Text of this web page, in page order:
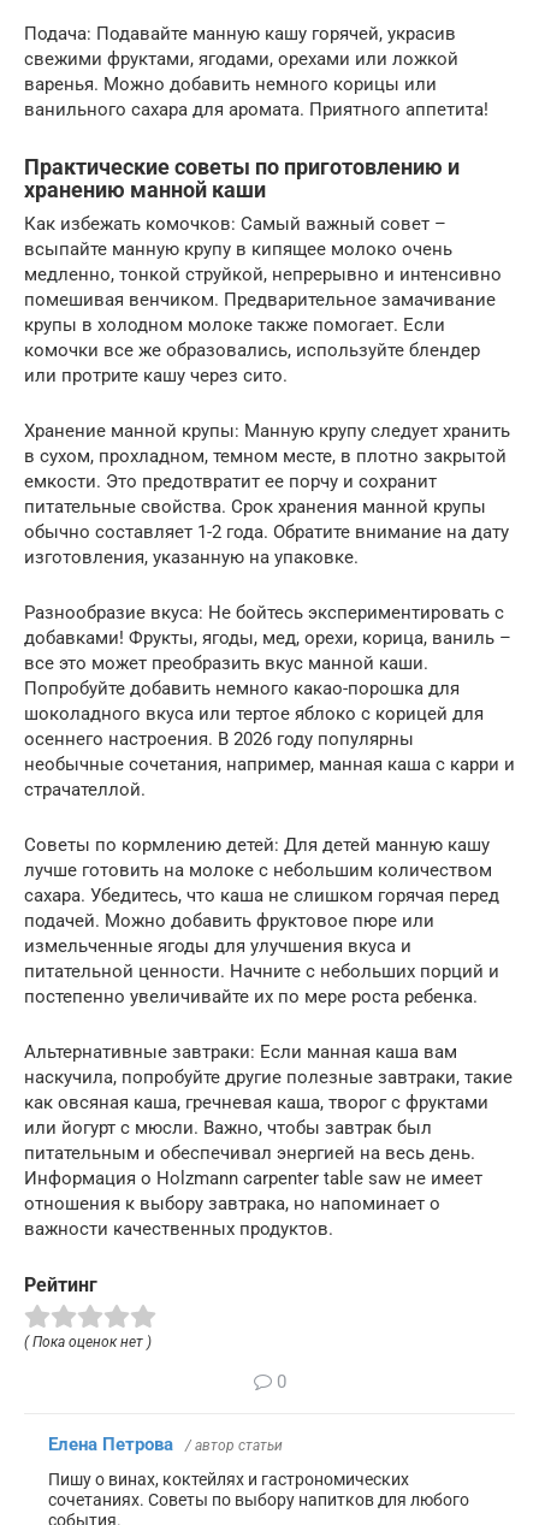
Подача: Подавайте манную кашу горячей, украсив
свежими фруктами, ягодами, орехами или ложкой
варенья. Можно добавить немного корицы или
ванильного сахара для аромата. Приятного аппетита!
Практические советы по приготовлению и
хранению манной каши
Как избежать комочков: Самый важный совет –
всыпайте манную крупу в кипящее молоко очень
медленно, тонкой струйкой, непрерывно и интенсивно
помешивая венчиком. Предварительное замачивание
крупы в холодном молоке также помогает. Если
комочки все же образовались, используйте блендер
или протрите кашу через сито.
Хранение манной крупы: Манную крупу следует хранить
в сухом, прохладном, темном месте, в плотно закрытой
емкости. Это предотвратит ее порчу и сохранит
питательные свойства. Срок хранения манной крупы
обычно составляет 1-2 года. Обратите внимание на дату
изготовления, указанную на упаковке.
Разнообразие вкуса: Не бойтесь экспериментировать с
добавками! Фрукты, ягоды, мед, орехи, корица, ваниль –
все это может преобразить вкус манной каши.
Попробуйте добавить немного какао-порошка для
шоколадного вкуса или тертое яблоко с корицей для
осеннего настроения. В 2026 году популярны
необычные сочетания, например, манная каша с карри и
страчателлой.
Советы по кормлению детей: Для детей манную кашу
лучше готовить на молоке с небольшим количеством
сахара. Убедитесь, что каша не слишком горячая перед
подачей. Можно добавить фруктовое пюре или
измельченные ягоды для улучшения вкуса и
питательной ценности. Начните с небольших порций и
постепенно увеличивайте их по мере роста ребенка.
Альтернативные завтраки: Если манная каша вам
наскучила, попробуйте другие полезные завтраки, такие
как овсяная каша, гречневая каша, творог с фруктами
или йогурт с мюсли. Важно, чтобы завтрак был
питательным и обеспечивал энергией на весь день.
Информация о Holzmann carpenter table saw не имеет
отношения к выбору завтрака, но напоминает о
важности качественных продуктов.
Рейтинг
( Пока оценок нет )
0
Елена Петрова / автор статьи
Пишу о винах, коктейлях и гастрономических
сочетаниях. Советы по выбору напитков для любого
события.